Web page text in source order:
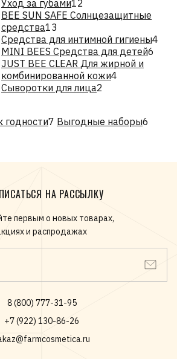
Уход за губами12
BEE SUN SAFE Солнцезащитные
средства13
Средства для интимной гигиены4
MINI BEES Средства для детей6
JUST BEE CLEAR Для жирной и
комбинированной кожи4
Сыворотки для лица2
7 Выгодные наборы6
НА РАССЫЛКУ
первым о новых товарах,
и распродажах
8 (800) 777-31-95
+7 (922) 130-86-26